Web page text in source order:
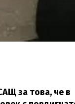
за това, че в